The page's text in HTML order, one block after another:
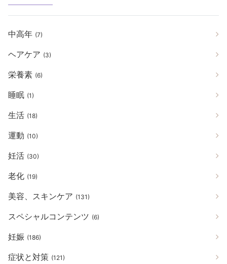
中高年 (7)
ヘアケア (3)
栄養素 (6)
睡眠 (1)
生活 (18)
運動 (10)
妊活 (30)
老化 (19)
美容、スキンケア (131)
スペシャルコンテンツ (6)
妊娠 (186)
症状と対策 (121)